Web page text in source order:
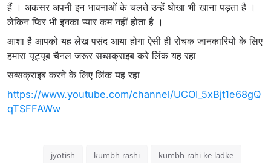
हैं । अकसर अपनी इन भावनाओं के चलते उन्‍हें धोखा भी खाना पड़ता है ।
लेकिन फिर भी इनका प्‍यार कम नहीं होता है ।
आशा है आपको यह लेख पसंद आया होगा ऐसी ही रोचक जानकारियों के लिए
हमारा यूट्यूब चैनल जरूर सब्सक्राइब करे लिंक यह रहा
सब्सक्राइब करने के लिए लिंक यह रहा
https://www.youtube.com/channel/UCOI_5xBjt1e68gQ
qTSFFAWw
jyotish kumbh-rashi kumbh-rahi-ke-ladke